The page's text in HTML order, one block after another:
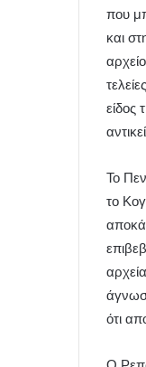
που
και
είδος
Το
το
ότι